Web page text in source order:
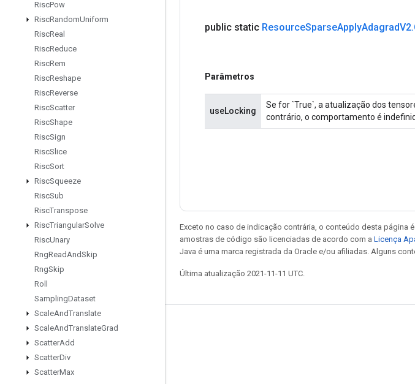
RiscPow
RiscRandomUniform
RiscReal
RiscReduce
RiscRem
RiscReshape
RiscReverse
RiscScatter
RiscShape
RiscSign
RiscSlice
RiscSort
RiscSqueeze
RiscSub
RiscTranspose
RiscTriangularSolve
RiscUnary
RngReadAndSkip
RngSkip
Roll
SamplingDataset
ScaleAndTranslate
ScaleAndTranslateGrad
ScatterAdd
ScatterDiv
ScatterMax
public static ResourceSparseApplyAdagradV2.
Parâmetros
useLocking
Se for `True`, a atualização dos
contrário, o comportamento é
Exceto no caso de indicação contrária, o conteúdo desta página
amostras de código são licenciadas de acordo com a Licença
Java é uma marca registrada da Oracle e/ou afiliadas. Alguns
Última atualização 2021-11-11 UTC.
Permanecer conectado
Blog
Fórum